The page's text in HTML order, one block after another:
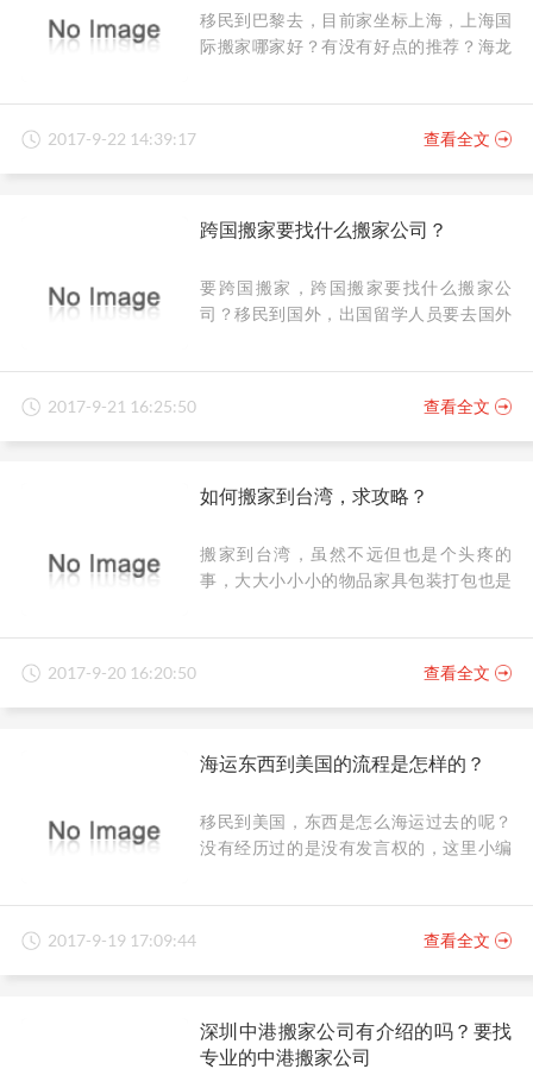
移民到巴黎去，目前家坐标上海，上海国
际搬家哪家好？有没有好点的推荐？海龙
2017-9-22 14:39:17
查看全文
跨国搬家要找什么搬家公司？
要跨国搬家，跨国搬家要找什么搬家公
司？移民到国外，出国留学人员要去国外
2017-9-21 16:25:50
查看全文
如何搬家到台湾，求攻略？
搬家到台湾，虽然不远但也是个头疼的
事，大大小小小的物品家具包装打包也是
2017-9-20 16:20:50
查看全文
海运东西到美国的流程是怎样的？
移民到美国，东西是怎么海运过去的呢？
没有经历过的是没有发言权的，这里小编
2017-9-19 17:09:44
查看全文
深圳中港搬家公司有介绍的吗？要找
专业的中港搬家公司